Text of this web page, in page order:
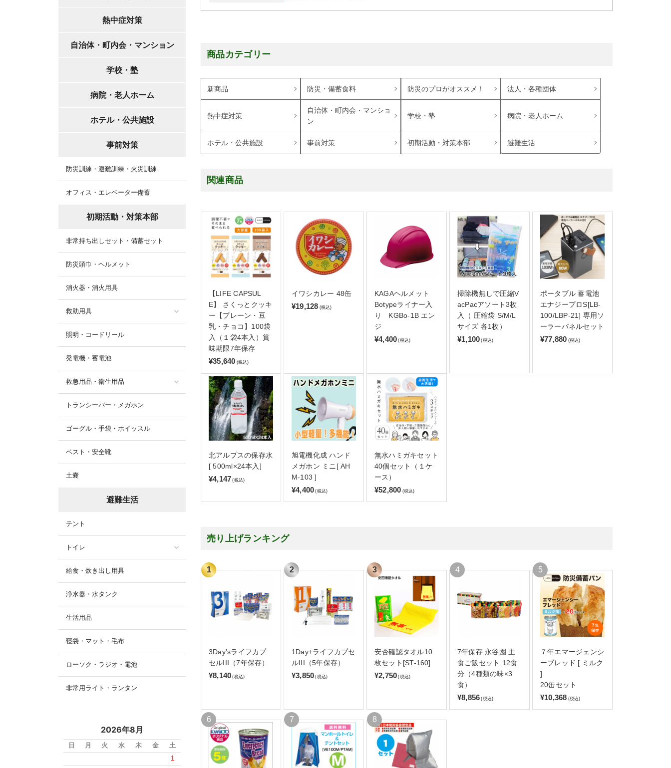
商品カテゴリー
新商品 防災・備蓄食料 防災のプロがオススメ！ 法人・各種団体
熱中症対策
自治体・町内会・マンショ
ン
学校・塾 病院・老人ホーム
ホテル・公共施設 事前対策 初期活動・対策本部 避難生活
関連商品
【LIFE CAPSUL
E】 さくっとクッキ
ー【プレーン・豆
乳・チョコ】100袋
入（１袋4本入）賞
味期限7年保存
¥35,640 (税込)
イワシカレー 48缶
¥19,128 (税込)
KAGAヘルメット
Botypeライナー入
り KGBo-1B エン
ジ
¥4,400 (税込)
掃除機無しで圧縮V
acPacアソート3枚
入（ 圧縮袋 S/M/L
サイズ 各1枚）
¥1,100 (税込)
ポータブル 蓄電池
エナジープロS[LB-
100/LBP-21] 専用ソ
ーラーパネルセット
¥77,880 (税込)
北アルプスの保存水
[ 500ml×24本入]
¥4,147 (税込)
旭電機化成 ハンド
メガホン ミニ[ AH
M-103 ]
¥4,400 (税込)
無水ハミガキセット
40個セット（１ケ
ース）
¥52,800 (税込)
売り上げランキング
3Day'sライフカプ
セルIII（7年保存）
¥8,140 (税込)
1Day+ライフカプセ
ルIII（5年保存）
¥3,850 (税込)
安否確認タオル10
枚セット[ST-160]
¥2,750 (税込)
7年保存 永谷園 主
食ご飯セット 12食
分（4種類の味×3
食）
¥8,856 (税込)
７年エマージェンシ
ーブレッド [ ミルク
]
20缶セット
¥10,368 (税込)
熱中症対策
自治体・町内会・マンション
学校・塾
病院・老人ホーム
ホテル・公共施設
事前対策
防災訓練・避難訓練・火災訓練
オフィス・エレベーター備蓄
初期活動・対策本部
非常持ち出しセット・備蓄セット
防災頭巾・ヘルメット
消火器・消火用具
救助用具
照明・コードリール
発電機・蓄電池
救急用品・衛生用品
トランシーバー・メガホン
ゴーグル・手袋・ホイッスル
ベスト・安全靴
土嚢
避難生活
テント
トイレ
給食・炊き出し用具
浄水器・水タンク
生活用品
寝袋・マット・毛布
ローソク・ラジオ・電池
非常用ライト・ランタン
2026年8月
日 月 火 水 木 金
土
1